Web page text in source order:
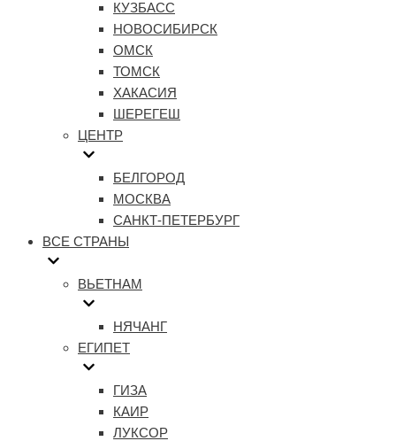
КУЗБАСС
НОВОСИБИРСК
ОМСК
ТОМСК
ХАКАСИЯ
ШЕРЕГЕШ
ЦЕНТР
БЕЛГОРОД
МОСКВА
САНКТ-ПЕТЕРБУРГ
ВСЕ СТРАНЫ
ВЬЕТНАМ
НЯЧАНГ
ЕГИПЕТ
ГИЗА
КАИР
ЛУКСОР